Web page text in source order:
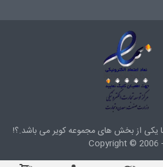
یکی از بخش هایمجموعه کویرمی باشد.؟!
Copyright © 2006